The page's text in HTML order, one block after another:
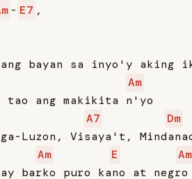
- E7 ,
bayan sa inyo'y aking
Am
tao ang makikita n'yo
A7
Dm
Luzon, Visaya't,
Am
E
Am
barko puro kano at negro